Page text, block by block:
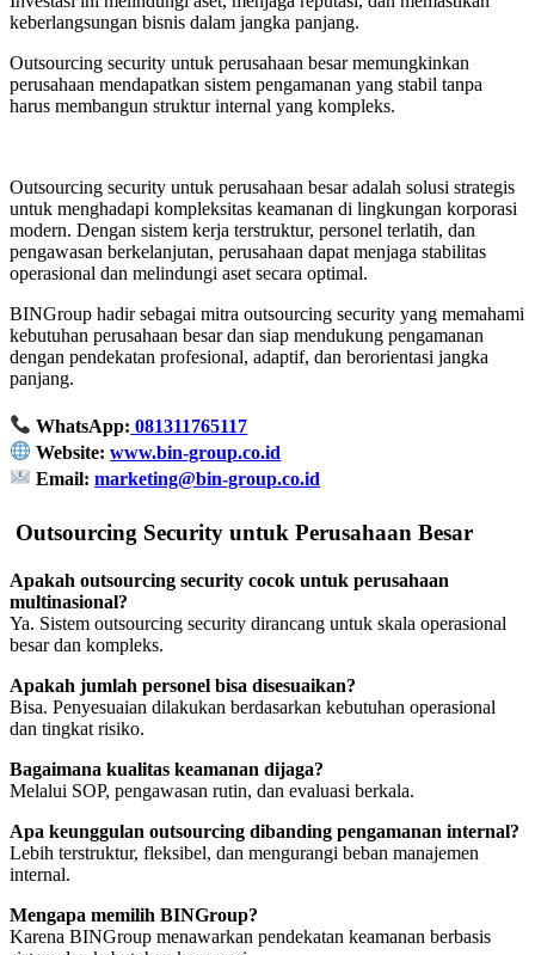
keberlangsungan bisnis dalam jangka panjang.
Outsourcing security untuk perusahaan besar memungkinkan
perusahaan mendapatkan sistem pengamanan yang stabil tanpa
harus membangun struktur internal yang kompleks.
Outsourcing security untuk perusahaan besar adalah solusi strategis
untuk menghadapi kompleksitas keamanan di lingkungan korporasi
modern. Dengan sistem kerja terstruktur, personel terlatih, dan
pengawasan berkelanjutan, perusahaan dapat menjaga stabilitas
operasional dan melindungi aset secara optimal.
BINGroup hadir sebagai mitra outsourcing security yang memahami
kebutuhan perusahaan besar dan siap mendukung pengamanan
dengan pendekatan profesional, adaptif, dan berorientasi jangka
panjang.
WhatsApp: 081311765117
Website: www.bin-group.co.id
Email: marketing@bin-group.co.id
Outsourcing Security untuk Perusahaan Besar
Apakah outsourcing security cocok untuk perusahaan
multinasional?
Ya. Sistem outsourcing security dirancang untuk skala operasional
besar dan kompleks.
Apakah jumlah personel bisa disesuaikan?
Bisa. Penyesuaian dilakukan berdasarkan kebutuhan operasional
dan tingkat risiko.
Bagaimana kualitas keamanan dijaga?
Melalui SOP, pengawasan rutin, dan evaluasi berkala.
Apa keunggulan outsourcing dibanding pengamanan internal?
Lebih terstruktur, fleksibel, dan mengurangi beban manajemen
internal.
Mengapa memilih BINGroup?
Karena BINGroup menawarkan pendekatan keamanan berbasis